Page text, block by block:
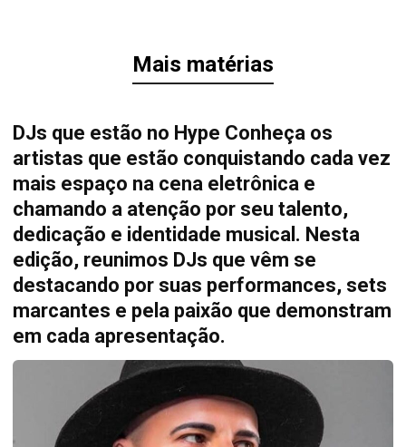
Mais matérias
DJs que estão no Hype Conheça os
artistas que estão conquistando cada vez
mais espaço na cena eletrônica e
chamando a atenção por seu talento,
dedicação e identidade musical. Nesta
edição, reunimos DJs que vêm se
destacando por suas performances, sets
marcantes e pela paixão que demonstram
em cada apresentação.